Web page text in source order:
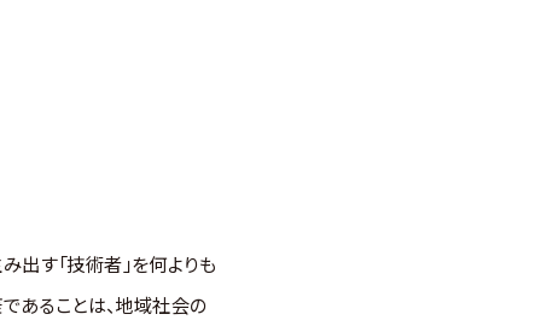
出す「技術者」を何よりも
あることは、地域社会の